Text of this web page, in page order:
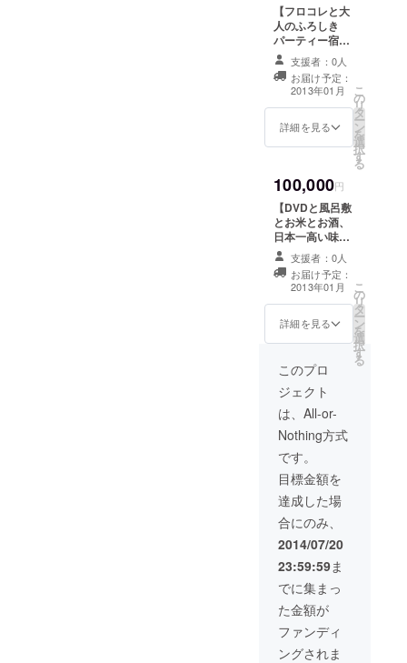
ら開催
(2時間)
●フロコ
レの
DVD 1
枚 ●オ
リジナ
ル新潟
風呂敷1
枚 ※
「ピン
豆」か
「ブ
ルーの
南蛮海
老」の
どちら
か１つ
をお選
び下さ
ご希望
の方に
前をお
入れし
ます(3
文字以
内)
●1000
援した
際のリ
ターン
品
新潟の宿泊
(2014年7月27
日) 1名様 ●フロ
コレのDVD 1枚
●オリジナル新潟
風呂敷 1枚 ※
「ピンクの枝
豆」か「ブルー
の南蛮海老」の
はお名前をお入
れします(3文字
以内) ●1000円を
支援した際のリ
ターン品
酒(4合瓶) 3本
●1000円を支援
した際のリター
ン品
【フロコレと大
人のふろしき
パーティー宿泊
付きセット2名様
分】 ●フロコレ
のVIP席ご招待 2
名様 ●当日夜に
開催される大人
のふろしきパー
ティーは「風呂
敷が好き」とい
う共通点を持つ
方たちが世代を
超えて集まり、
その魅力につい
て語ったり、懇
親を深めるパー
ティーです(飲食
あり) ※ ANA
クラウンプラザ
ホテル新潟で当
日17時半から開
催(2時間) ●ANA
クラウンプラザ
ホテル新潟の宿
泊(2014年7月27
日) 2名様 ●フロ
コレのDVD 1枚
●オリジナル新潟
風呂敷1枚 ※
「ピンクの枝
豆」か「ブルー
の南蛮海老」の
どちらか１つを
お選び下さい
※ ご希望の方に
は風呂敷にお名
前をお入れしま
す(3文字以内)
●1000円を支援
した際のリター
ン品
支援者：0人
お届け予定：
2013年01月
詳細を見る
こ
の
リ
タ
ー
ン
を
選
択
す
る
100,000円
【DVDと風呂敷
とお米とお酒、
日本一高い味噌
および野菜の詰
合せセット】(会
場にいらっしゃ
れない人向け) ●
フロコレのDVD
1枚 ●風呂敷で包
米 10キロ ※ ご
希望の方には風
呂敷にお名前を
お入れします(3
文字以内) ●新潟
のお酒 3本(4合
瓶) ●23年熟成の
日本一高い味噌
390g ●新潟の野
菜詰合せ 段ボー
ル1箱分 ●1000
円を支援した際
のリターン品
支援者：0人
お届け予定：
2013年01月
詳細を見る
こ
の
リ
タ
ー
ン
を
選
択
す
る
このプロ
ジェクト
は、All-or-
Nothing方式
です。
目標金額を
達成した場
合にのみ、
2014/07/20
23:59:59ま
でに集まっ
た金額が
ファンディ
ングされま